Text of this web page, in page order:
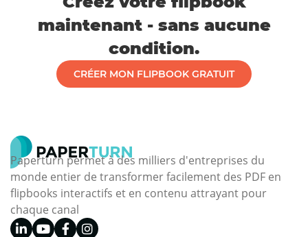
maintenant - sans aucune
condition.
CRÉER MON FLIPBOOK GRATUIT
Paperturn permet à des milliers d'entreprises du
monde entier de transformer facilement des PDF en
flipbooks interactifs et en contenu attrayant pour
chaque canal